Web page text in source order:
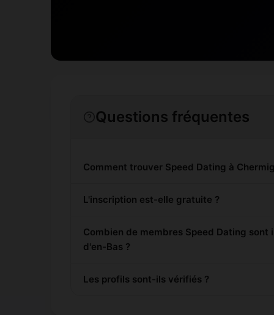
Questions fréquentes
Comment trouver Speed Dating à
L'inscription est-elle gratuite ?
Combien de membres Speed Dating sont
d'en-Bas ?
Les profils sont-ils vérifiés ?